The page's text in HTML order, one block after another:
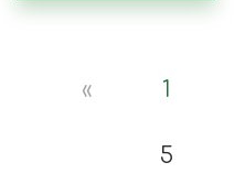
« 1
5